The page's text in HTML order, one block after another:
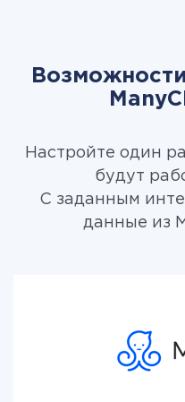
Настройте один
будут
С заданным
данные из